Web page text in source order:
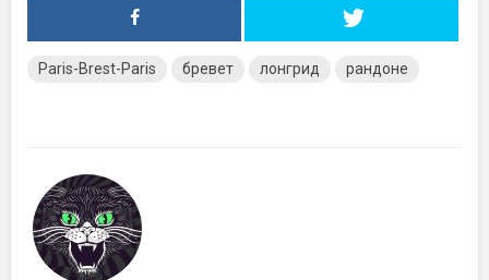
Paris-Brest-Paris бревет лонгрид рандоне